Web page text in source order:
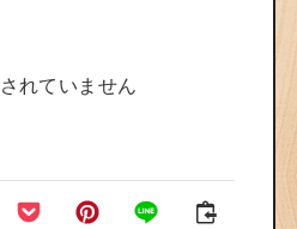
れていません